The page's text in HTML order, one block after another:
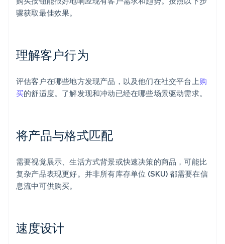
骤获取最佳效果。
理解客户行为
评估客户在哪些地方发现产品，以及他们在社交平台上购
买的舒适度。了解发现和冲动已经在哪些场景驱动需求。
将产品与格式匹配
需要视觉展示、生活方式背景或快速决策的商品，可能比
复杂产品表现更好。并非所有库存单位 (SKU) 都需要在信
息流中可供购买。
速度设计